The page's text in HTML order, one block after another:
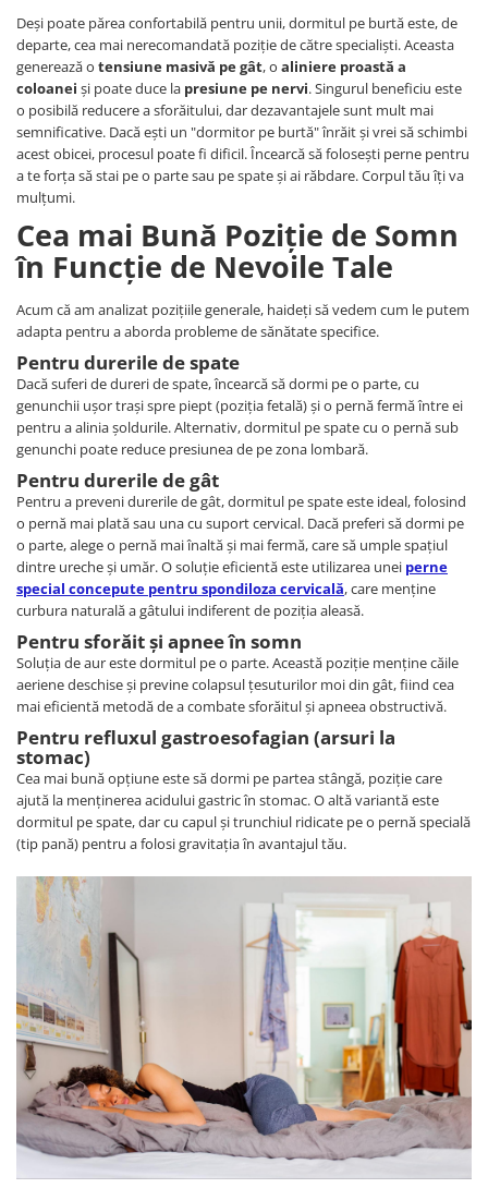
Deși poate părea confortabilă pentru unii, dormitul pe burtă este, de
departe, cea mai nerecomandată poziție de către specialiști. Aceasta
generează o tensiune masivă pe gât, o aliniere proastă a
coloanei și poate duce la presiune pe nervi. Singurul beneficiu este
o posibilă reducere a sforăitului, dar dezavantajele sunt mult mai
semnificative. Dacă ești un "dormitor pe burtă" înrăit și vrei să schimbi
acest obicei, procesul poate fi dificil. Încearcă să folosești perne pentru
a te forța să stai pe o parte sau pe spate și ai răbdare. Corpul tău îți va
mulțumi.
Cea mai Bună Poziție de Somn
în Funcție de Nevoile Tale
Acum că am analizat pozițiile generale, haideți să vedem cum le putem
adapta pentru a aborda probleme de sănătate specifice.
Pentru durerile de spate
Dacă suferi de dureri de spate, încearcă să dormi pe o parte, cu
genunchii ușor trași spre piept (poziția fetală) și o pernă fermă între ei
pentru a alinia șoldurile. Alternativ, dormitul pe spate cu o pernă sub
genunchi poate reduce presiunea de pe zona lombară.
Pentru durerile de gât
Pentru a preveni durerile de gât, dormitul pe spate este ideal, folosind
o pernă mai plată sau una cu suport cervical. Dacă preferi să dormi pe
o parte, alege o pernă mai înaltă și mai fermă, care să umple spațiul
dintre ureche și umăr. O soluție eficientă este utilizarea unei perne
special concepute pentru spondiloza cervicală, care menține
curbura naturală a gâtului indiferent de poziția aleasă.
Pentru sforăit și apnee în somn
Soluția de aur este dormitul pe o parte. Această poziție menține căile
aeriene deschise și previne colapsul țesuturilor moi din gât, fiind cea
mai eficientă metodă de a combate sforăitul și apneea obstructivă.
Pentru refluxul gastroesofagian (arsuri la
stomac)
Cea mai bună opțiune este să dormi pe partea stângă, poziție care
ajută la menținerea acidului gastric în stomac. O altă variantă este
dormitul pe spate, dar cu capul și trunchiul ridicate pe o pernă specială
(tip pană) pentru a folosi gravitația în avantajul tău.